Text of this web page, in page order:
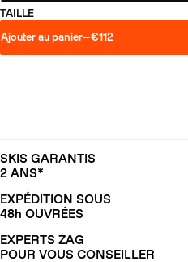
TAILLE
Ajouter au panier—€112
SKIS GARANTIS
2 ANS*
EXPÉDITION SOUS
48h OUVRÉES
EXPERTS ZAG
POUR VOUS CONSEILLER